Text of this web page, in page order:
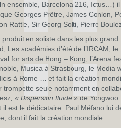
ensemble, Barcelona 216, Ictus…)
Georges Prêtre, James Conlon,
Rattle, Sir Georg Solti, Pierre
produit en soliste dans les plus
Les académies d’été de l’IRCAM,
for arts de Hong – Kong, l’Arena
Musica à Strasbourg, le Media
à Rome … et fait la création
trompette seule notamment en
, « Dispersion fluide » de Yongwoo
il est le dédicataire. Paul Méfano lui
dont il fait la création mondiale.